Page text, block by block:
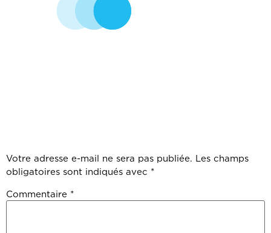
Votre adresse e-mail ne sera pas publiée. Les champs
obligatoires sont indiqués avec *
Commentaire *